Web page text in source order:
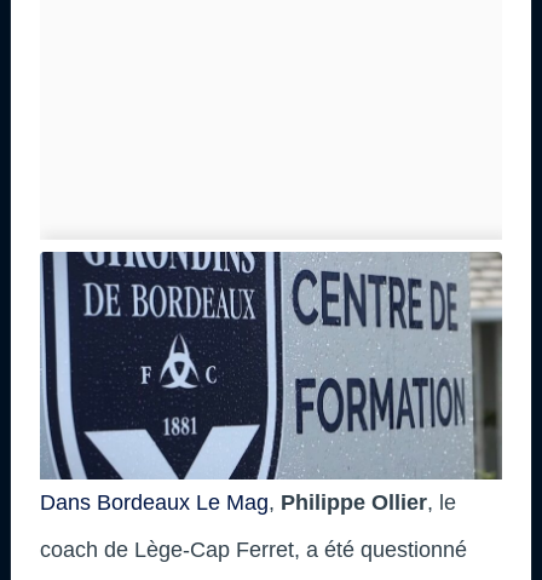
Dans Bordeaux Le Mag, Philippe Ollier, le
coach de Lège-Cap Ferret, a été questionné